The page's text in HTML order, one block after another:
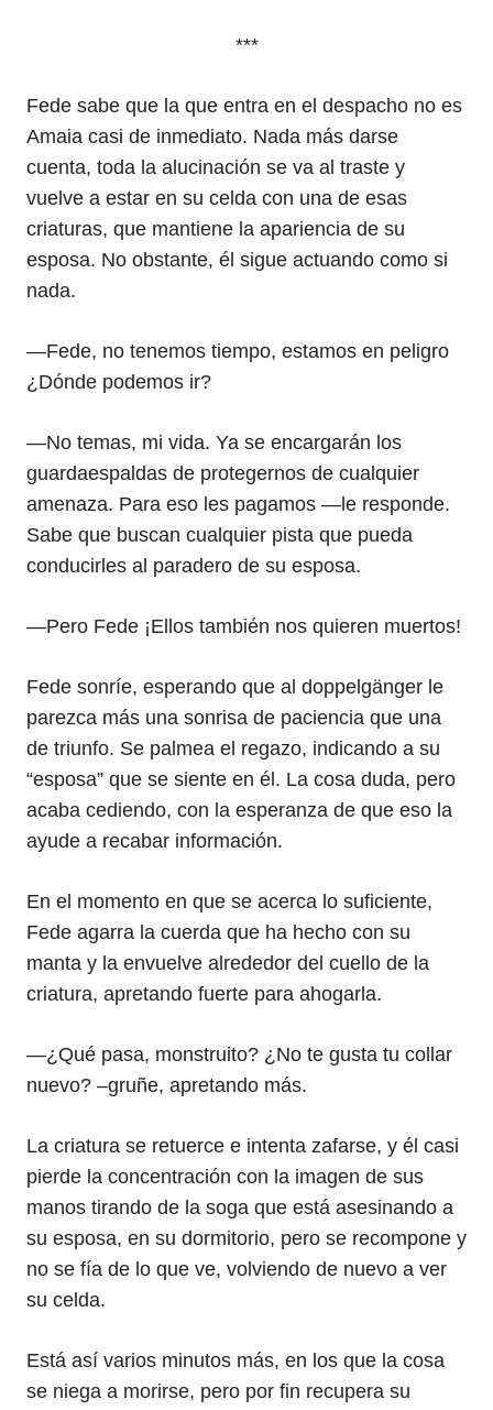
***
Fede sabe que la que entra en el despacho no es
Amaia casi de inmediato. Nada más darse
cuenta, toda la alucinación se va al traste y
vuelve a estar en su celda con una de esas
criaturas, que mantiene la apariencia de su
esposa. No obstante, él sigue actuando como si
nada.
—Fede, no tenemos tiempo, estamos en peligro
¿Dónde podemos ir?
—No temas, mi vida. Ya se encargarán los
guardaespaldas de protegernos de cualquier
amenaza. Para eso les pagamos —le responde.
Sabe que buscan cualquier pista que pueda
conducirles al paradero de su esposa.
—Pero Fede ¡Ellos también nos quieren muertos!
Fede sonríe, esperando que al doppelgänger le
parezca más una sonrisa de paciencia que una
de triunfo. Se palmea el regazo, indicando a su
“esposa” que se siente en él. La cosa duda, pero
acaba cediendo, con la esperanza de que eso la
ayude a recabar información.
En el momento en que se acerca lo suficiente,
Fede agarra la cuerda que ha hecho con su
manta y la envuelve alrededor del cuello de la
criatura, apretando fuerte para ahogarla.
—¿Qué pasa, monstruito? ¿No te gusta tu collar
nuevo? –gruñe, apretando más.
La criatura se retuerce e intenta zafarse, y él casi
pierde la concentración con la imagen de sus
manos tirando de la soga que está asesinando a
su esposa, en su dormitorio, pero se recompone y
no se fía de lo que ve, volviendo de nuevo a ver
su celda.
Está así varios minutos más, en los que la cosa
se niega a morirse, pero por fin recupera su